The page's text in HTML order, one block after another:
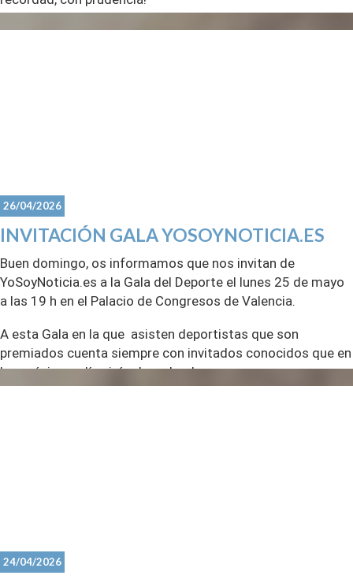
Nos vemos
26/04/2026
INVITACIÓN GALA YOSOYNOTICIA.ES
Buen domingo, os informamos que nos invitan de
YoSoyNoticia.es a la Gala del Deporte el lunes 25 de mayo
a las 19 h en el Palacio de Congresos de Valencia.
A esta Gala en la que asisten deportistas que son
premiados cuenta siempre con invitados conocidos que en
los próximos días irán desvelando.
24/04/2026